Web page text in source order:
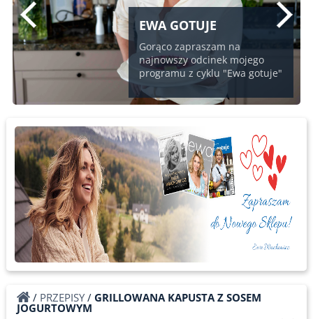
EWA GOTUJE
Gorąco zapraszam na
najnowszy odcinek mojego
programu z cyklu "Ewa gotuje"
/ PRZEPISY/ GRILLOWANA KAPUSTA Z SOSEM
JOGURTOWYM